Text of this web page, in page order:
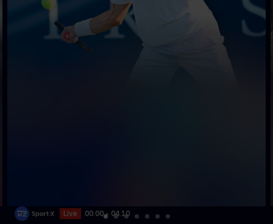
Live 00.00 - 04.10